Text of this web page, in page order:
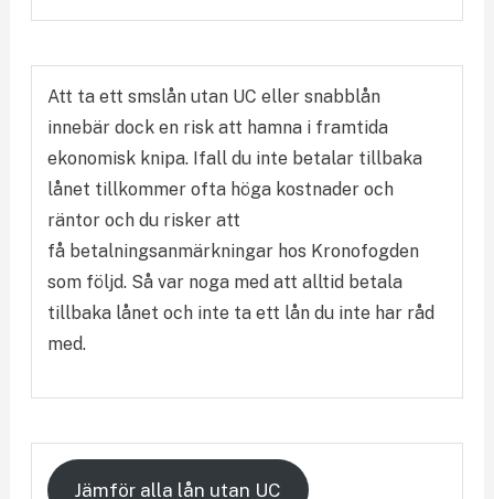
Att ta ett smslån utan UC eller snabblån
innebär dock en risk att hamna i framtida
ekonomisk knipa. Ifall du inte betalar tillbaka
lånet tillkommer ofta höga kostnader och
räntor och du risker att
få betalningsanmärkningar hos Kronofogden
som följd. Så var noga med att alltid betala
tillbaka lånet och inte ta ett lån du inte har råd
med.
Jämför alla lån utan UC